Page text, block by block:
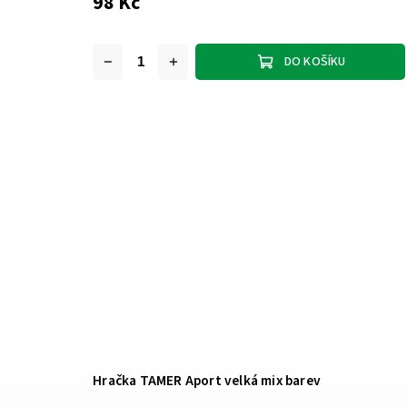
DO KOŠÍKU
Hračka TAMER Aport velká mix barev